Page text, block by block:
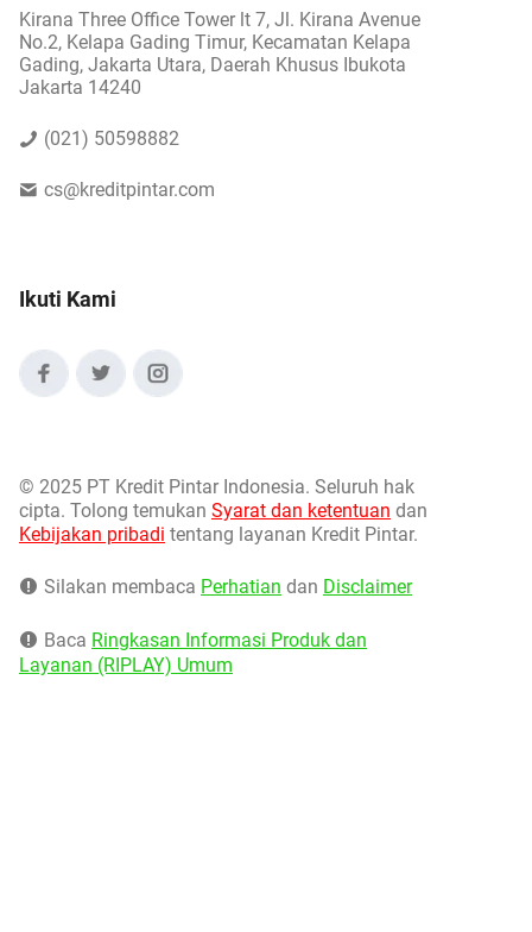
Kirana Three Office Tower lt 7, Jl. Kirana Avenue
No.2, Kelapa Gading Timur, Kecamatan Kelapa
Gading, Jakarta Utara, Daerah Khusus Ibukota
Jakarta 14240
(021) 50598882
cs@kreditpintar.com
Ikuti Kami
© 2025 PT Kredit Pintar Indonesia. Seluruh hak
cipta. Tolong temukan Syarat dan ketentuan dan
Kebijakan pribadi tentang layanan Kredit Pintar.
Silakan membaca Perhatian dan Disclaimer
Baca Ringkasan Informasi Produk dan
Layanan (RIPLAY) Umum